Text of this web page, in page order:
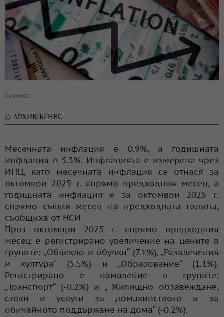
Снимка:
© АРХИВ/БГНЕС
Месечната инфлация е 0.9%, а годишната
инфлация е 5.3%. Инфлацията е измерена чрез
ИПЦ, като месечната инфлация се отнася за
октомври 2025 г. спрямо предходния месец, а
годишната инфлация е за октомври 2025 г.
спрямо същия месец на предходната година,
съобщиха от НСИ.
През октомври 2025 г. спрямо предходния
месец е регистрирано увеличение на цените в
групите: „Облекло и обувки“ (7.1%), „Развлечения
и култура“ (5.5%) и „Образование“ (1.1%).
Регистрирано е намаление в групите:
„Транспорт“ (-0.2%) и „ Жилищно обзавеждане,
стоки и услуги за домакинството и за
обичайното поддържане на дома“ (-0.2%).